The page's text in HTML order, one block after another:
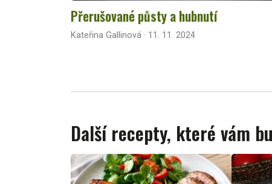
Přerušované půsty a hubnutí
Kateřina Gallinová · 11. 11. 2024
Další recepty, které vám